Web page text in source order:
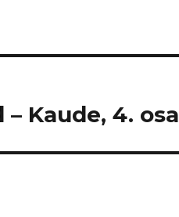
Kaude, 4. osa